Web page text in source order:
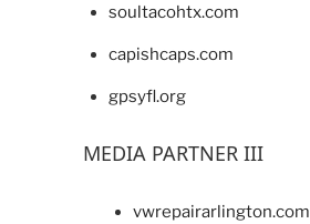
soultacohtx.com
capishcaps.com
gpsyfl.org
MEDIA PARTNER III
vwrepairarlington.com